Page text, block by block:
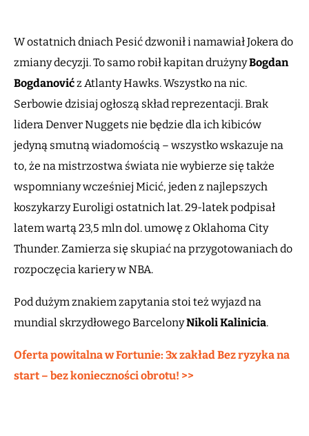
W ostatnich dniach Pesić dzwonił i namawiał Jokera do
zmiany decyzji. To samo robił kapitan drużynyBogdan
Bogdanovićz Atlanty Hawks. Wszystko na nic.
Serbowie dzisiaj ogłoszą skład reprezentacji. Brak
lidera Denver Nuggets nie będzie dla ich kibiców
jedyną smutną wiadomością – wszystko wskazuje na
to, że na mistrzostwa świata nie wybierze się także
wspomniany wcześniej Micić, jeden z najlepszych
koszykarzy Euroligi ostatnich lat. 29-latek podpisał
latem wartą 23,5 mln dol. umowę z Oklahoma City
Thunder. Zamierza się skupiać na przygotowaniach do
rozpoczęcia kariery w NBA.
Pod dużym znakiem zapytania stoi też wyjazd na
mundial skrzydłowego BarcelonyNikoli Kalinicia.
Oferta powitalna w Fortunie: 3x zakład Bez ryzyka na
start – bez konieczności obrotu! >>